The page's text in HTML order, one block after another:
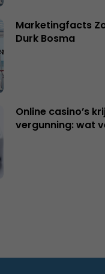
Marketingfacts
Durk Bosma
Online casino’s
vergunning: wat